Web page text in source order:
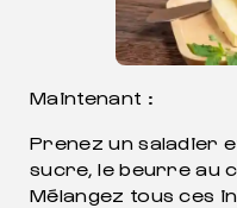
Maintenant :
Prenez un saladier
sucre, le beurre au
Mélangez tous ces